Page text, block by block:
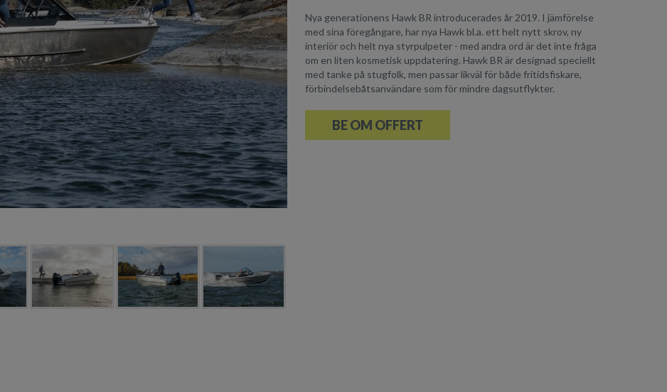
Nya generationens Hawk BR introducerades år 2019. I jämförelse
med sina föregångare, har nya Hawk bl.a. ett helt nytt skrov, ny
interiör och helt nya styrpulpeter - med andra ord är det inte fråga
om en liten kosmetisk uppdatering. Hawk BR är designad speciellt
med tanke på stugfolk, men passar likväl för både fritidsfiskare,
förbindelsebåtsanvändare som för mindre dagsutflykter.
BE OM OFFERT